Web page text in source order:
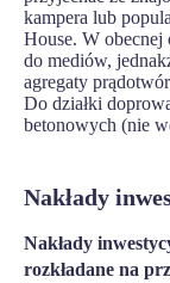
kampera lub
House. W obecnej
do mediów,
agregaty
Do działki
betonowych (nie
Nakłady
Nakłady
rozkładane na